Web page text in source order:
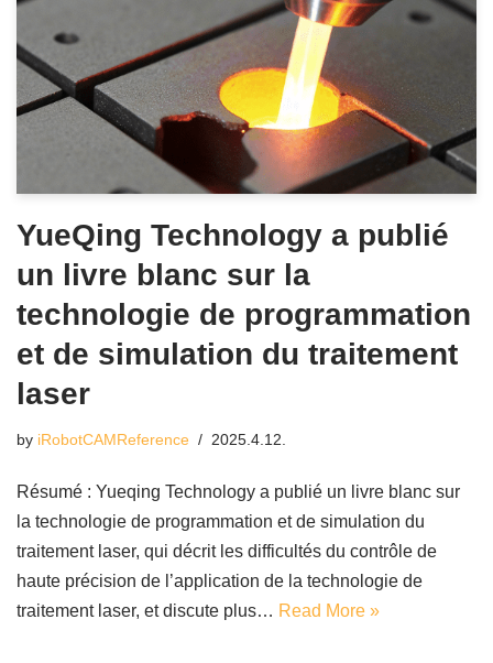
YueQing Technology a publié
un livre blanc sur la
technologie de programmation
et de simulation du traitement
laser
by iRobotCAMReference 2025.4.12.
Résumé : Yueqing Technology a publié un livre blanc sur
la technologie de programmation et de simulation du
traitement laser, qui décrit les difficultés du contrôle de
haute précision de l’application de la technologie de
traitement laser, et discute plus… Read More »